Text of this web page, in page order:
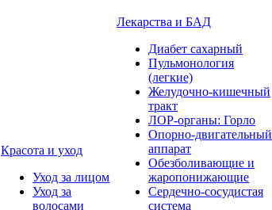
Красота и уход
Уход за лицом
Уход за
волосами
Лекарства и БАД
Диабет сахарный
Пульмонология
(легкие)
Желудочно-кишечный
тракт
ЛОР-органы: Горло
Опорно-двигательный
аппарат
Обезболивающие и
жаропонижающие
Сердечно-сосудистая
система